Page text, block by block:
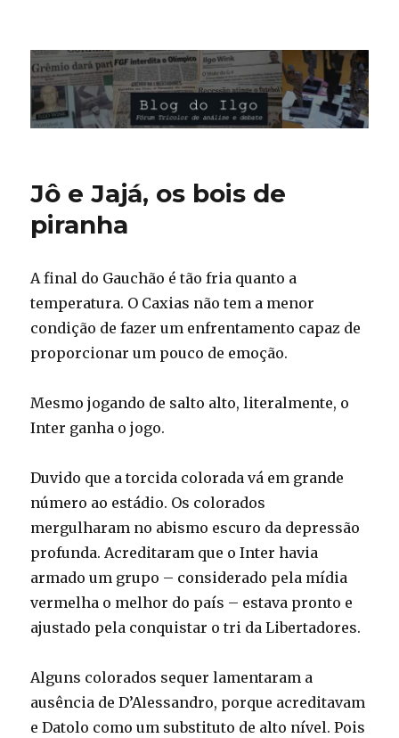
Blog do Ilgo Wink
Jô e Jajá, os bois de
piranha
A final do Gauchão é tão fria quanto a
temperatura. O Caxias não tem a menor
condição de fazer um enfrentamento capaz de
proporcionar um pouco de emoção.
Mesmo jogando de salto alto, literalmente, o
Inter ganha o jogo.
Duvido que a torcida colorada vá em grande
número ao estádio. Os colorados
mergulharam no abismo escuro da depressão
profunda. Acreditaram que o Inter havia
armado um grupo – considerado pela mídia
vermelha o melhor do país – estava pronto e
ajustado pela conquistar o tri da Libertadores.
Alguns colorados sequer lamentaram a
ausência de D’Alessandro, porque acreditavam
e Datolo como um substituto de alto nível. Pois